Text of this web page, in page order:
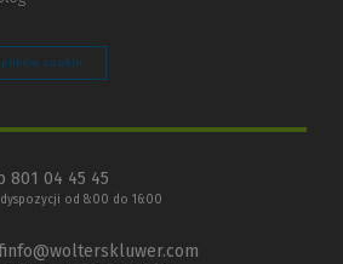
plików cookie
801 04 45 45
dyspozycji od 8:00 do 16:00